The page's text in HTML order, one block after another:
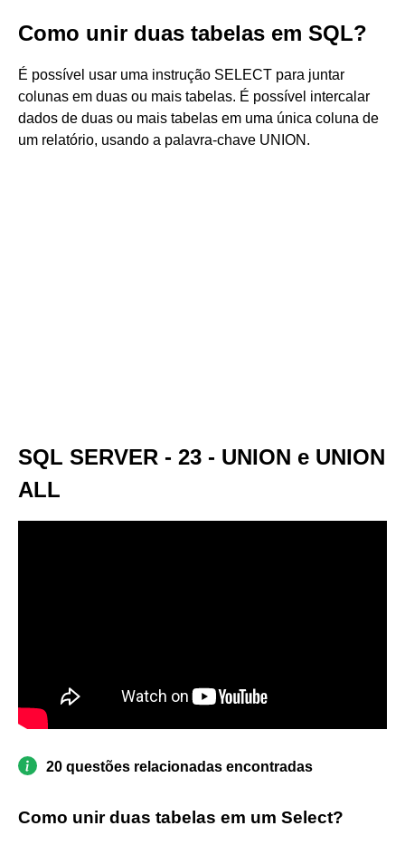
Como unir duas tabelas em SQL?
É possível usar uma instrução SELECT para juntar
colunas em duas ou mais tabelas. É possível intercalar
dados de duas ou mais tabelas em uma única coluna de
um relatório, usando a palavra-chave UNION.
SQL SERVER - 23 - UNION e UNION
ALL
20 questões relacionadas encontradas
Como unir duas tabelas em um Select?